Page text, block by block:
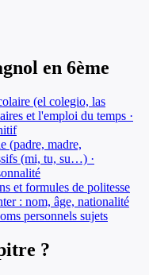
en 6ème
(el colegio, las
et l'emploi du temps ·
(padre, madre,
(mi, tu, su…) ·
et formules de politesse
: nom, âge, nationalité
personnels sujets
?